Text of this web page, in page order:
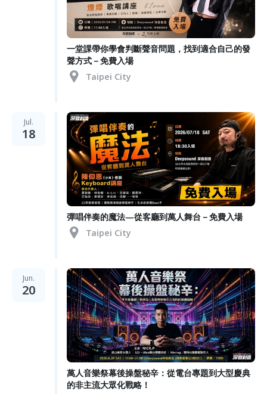
一堂課帶你學會判斷聲音問題，找到適合自己的發
聲方式－免費入場
Taipei City
Jul.
18
彈唱伴奏的魔法—從客廳到萬人舞台－免費入場
Taipei City
Jun.
20
萬人音樂祭幕後操盤秘辛：從電台專題到大型慶典
的非主流大眾化戰略！